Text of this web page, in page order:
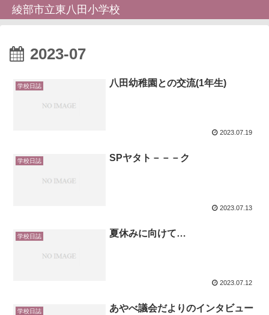
綾部市立東八田小学校
2023-07
学校日誌 八田幼稚園との交流(1年生)
2023.07.19
学校日誌 SPヤタト－－－ク
2023.07.13
学校日誌 夏休みに向けて…
2023.07.12
学校日誌 あやべ議会だよりのインタビュー